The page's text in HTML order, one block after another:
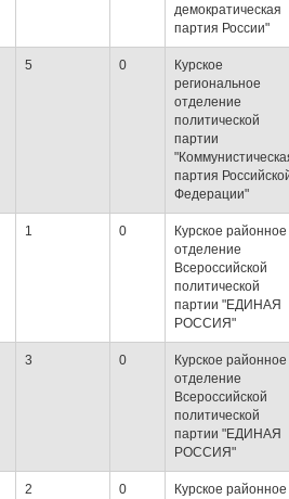
демократическая
партия России"
5 0
Курское
региональное
отделение
политической
партии
партия
Федерации"
1 0
Курское районное
отделение
Всероссийской
политической
партии "ЕДИНАЯ
РОССИЯ"
3 0
Курское районное
отделение
Всероссийской
политической
партии "ЕДИНАЯ
РОССИЯ"
2 0
Курское районное